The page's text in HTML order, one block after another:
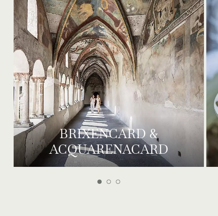
BRIXENCARD &
ACQUARENACARD